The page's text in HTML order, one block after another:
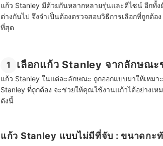
แก้ว Stanley มีด้วยกันหลากหลายรุ่นและดีไซน์ อีกทั้
ต่างกันไป จึงจำเป็นต้องตรวจสอบวิธีการเลือกที่ถูกต้
ที่สุด
1 เลือกแก้ว Stanley จากลักษณ
แก้ว Stanley ในแต่ละลักษณะ ถูกออกแบบมาให้เหม
Stanley ที่ถูกต้อง จะช่วยให้คุณใช้งานแก้วได้อย่างเ
ดังนี้
แก้ว Stanley แบบไม่มีที่จับ : ขนาดกะ